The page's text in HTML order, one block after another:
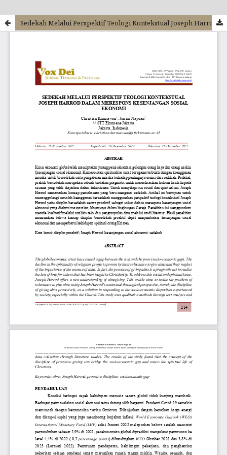
Sedekah Melalui Perspektif Teologi Kontekstual Joseph Harrod Dalam Merespons Kesenjangan Sosial Ekonomi